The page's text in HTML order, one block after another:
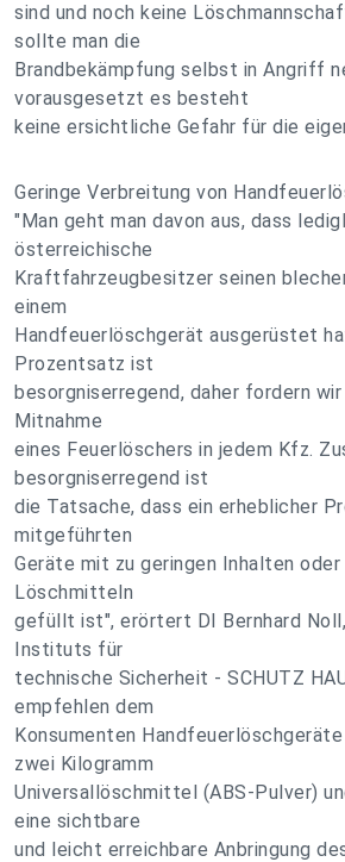
sind und noch keine
sollte man die
Brandbekämpfung selbst in Angriff
vorausgesetzt es besteht
keine ersichtliche Gefahr für die
Geringe Verbreitung von
"Man geht man davon aus, dass
österreichische
Kraftfahrzeugbesitzer seinen
einem
Handfeuerlöschgerät ausgerüstet
Prozentsatz ist
besorgniserregend, daher fordern
Mitnahme
eines Feuerlöschers in jedem Kfz.
besorgniserregend ist
die Tatsache, dass ein erheblicher
mitgeführten
Geräte mit zu geringen Inhalten
Löschmitteln
gefüllt ist", erörtert DI Bernhard
Instituts für
technische Sicherheit - SCHUTZ
empfehlen dem
Konsumenten
zwei Kilogramm
Universallöschmittel (ABS-Pulver)
eine sichtbare
und leicht erreichbare Anbringung